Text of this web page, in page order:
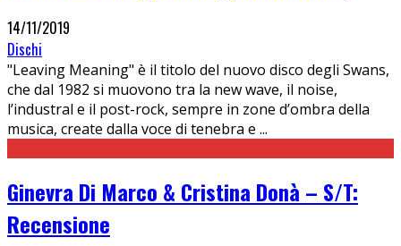
14/11/2019
Dischi
"Leaving Meaning" è il titolo del nuovo disco degli Swans,
che dal 1982 si muovono tra la new wave, il noise,
l’industral e il post-rock, sempre in zone d’ombra della
musica, create dalla voce di tenebra e ...
Ginevra Di Marco & Cristina Donà – S/T:
Recensione